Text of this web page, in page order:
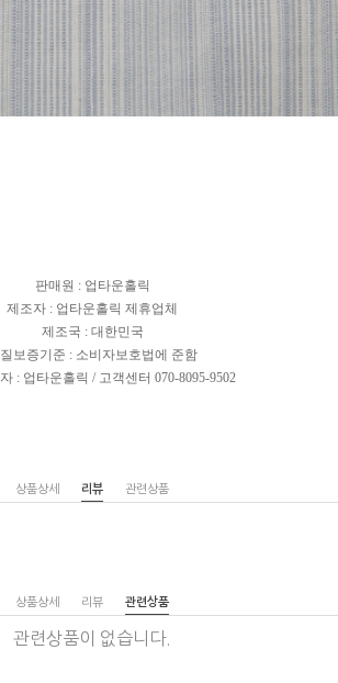
판매원 : 업타운홀릭
제조자 : 업타운홀릭 제휴업체
제조국 : 대한민국
보증기준 : 소비자보호법에 준함
: 업타운홀릭 / 고객센터 070-8095-9502
상품상세 리뷰 관련상품
상품상세 리뷰 관련상품
관련상품이 없습니다.